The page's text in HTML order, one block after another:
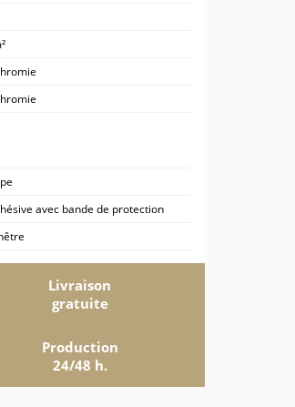
avec bande de protection
Livraison
gratuite
Production
24/48 h.